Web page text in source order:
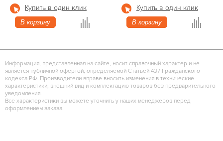
Купить в один клик
В корзину
Купить в один клик
В корзину
Информация, представленная на сайте, носит справочный характер и не
является публичной офертой, определяемой Статьей 437 Гражданского
кодекса РФ. Производители вправе вносить изменения в технические
характеристики, внешний вид и комплектацию товаров без предварительного
уведомления.
Все характеристики вы можете уточнить у наших менеджеров перед
оформлением заказа.